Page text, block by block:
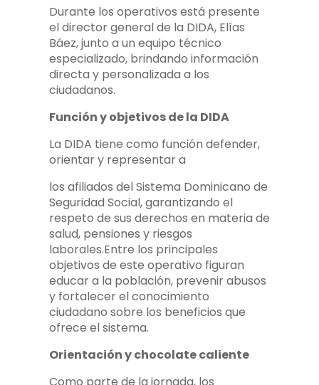
Durante los operativos está presente
el director general de la DIDA, Elías
Báez, junto a un equipo técnico
especializado, brindando información
directa y personalizada a los
ciudadanos.
Función y objetivos de la DIDA
La DIDA tiene como función defender,
orientar y representar a
los afiliados del Sistema Dominicano de
Seguridad Social, garantizando el
respeto de sus derechos en materia de
salud, pensiones y riesgos
laborales.Entre los principales
objetivos de este operativo figuran
educar a la población, prevenir abusos
y fortalecer el conocimiento
ciudadano sobre los beneficios que
ofrece el sistema.
Orientación y chocolate caliente